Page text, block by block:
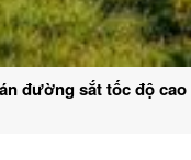
đường sắt tốc độ cao